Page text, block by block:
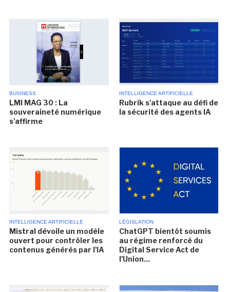
BUSINESS
LMI MAG 30 : La
souveraineté numérique
s'affirme
INTELLIGENCE ARTIFICIELLE
Rubrik s'attaque au défi de
la sécurité des agents IA
INTELLIGENCE ARTIFICIELLE
Mistral dévoile un modèle
ouvert pour contrôler les
contenus générés par l'IA
LÉGISLATION
ChatGPT bientôt soumis
au régime renforcé du
Digital Service Act de
l'Union...